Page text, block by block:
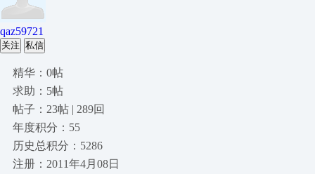
qaz59721
关注 私信
精华：0帖
求助：5帖
帖子：23帖 | 289回
年度积分：55
历史总积分：5286
注册：2011年4月08日